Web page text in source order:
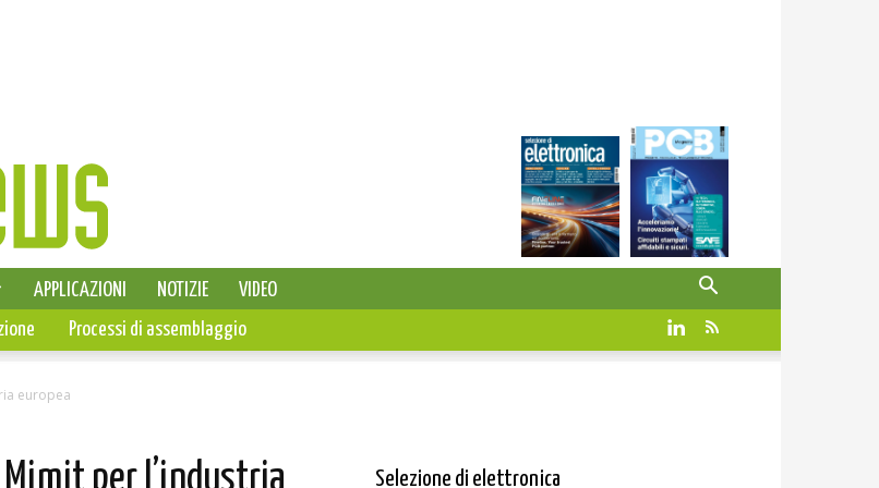
APPLICAZIONI NOTIZIE
VIDEO
Processi di assemblaggio
europea
Mimit per l’industria Selezione di elettronica